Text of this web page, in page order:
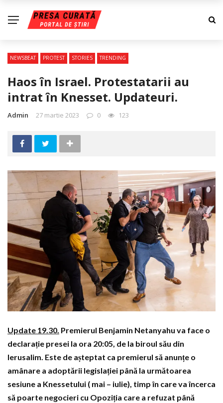
NEWSBEAT PROTEST STORIES TRENDING
Haos în Israel. Protestatarii au
intrat în Knesset. Updateuri.
Admin 27 martie 2023 0 123
Update 19.30. Premierul Benjamin Netanyahu va face o
declarație presei la ora 20:05, de la biroul său din
Ierusalim. Este de așteptat ca premierul să anunțe o
amânare a adoptării legislației până la următoarea
sesiune a Knessetului ( mai – iulie), timp în care va încerca
să poarte negocieri cu Opoziția care a refuzat până